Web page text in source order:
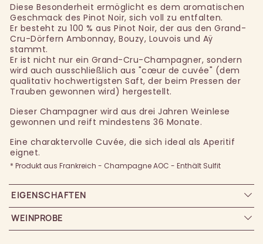
Diese Besonderheit ermöglicht es dem aromatischen
Geschmack des Pinot Noir, sich voll zu entfalten.
Er besteht zu 100 % aus Pinot Noir, der aus den Grand-
Cru-Dörfern Ambonnay, Bouzy, Louvois und Aÿ
stammt.
Er ist nicht nur ein Grand-Cru-Champagner, sondern
wird auch ausschließlich aus "cœur de cuvée" (dem
qualitativ hochwertigsten Saft, der beim Pressen der
Trauben gewonnen wird) hergestellt.
Dieser Champagner wird aus drei Jahren Weinlese
gewonnen und reift mindestens 36 Monate.
Eine charaktervolle Cuvée, die sich ideal als Aperitif
eignet.
* Produkt aus Frankreich - Champagne AOC - Enthält Sulfit
EIGENSCHAFTEN
WEINPROBE